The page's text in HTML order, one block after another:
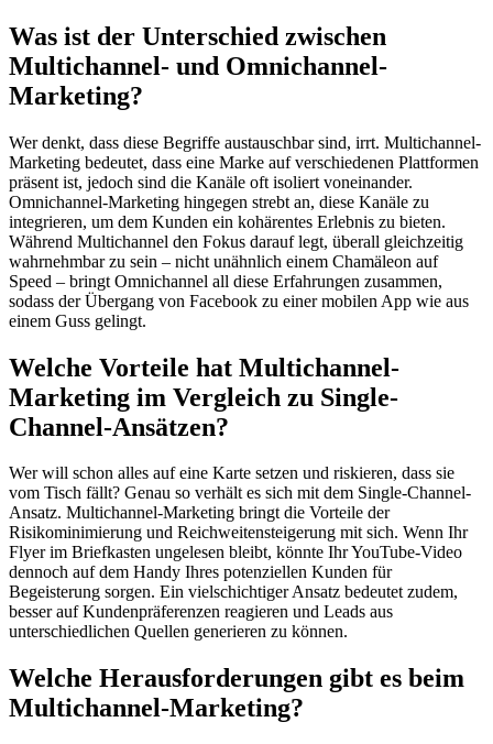
Was ist der Unterschied zwischen
Multichannel- und Omnichannel-
Marketing?
Wer denkt, dass diese Begriffe austauschbar sind, irrt. Multichannel-
Marketing bedeutet, dass eine Marke auf verschiedenen Plattformen
präsent ist, jedoch sind die Kanäle oft isoliert voneinander.
Omnichannel-Marketing hingegen strebt an, diese Kanäle zu
integrieren, um dem Kunden ein kohärentes Erlebnis zu bieten.
Während Multichannel den Fokus darauf legt, überall gleichzeitig
wahrnehmbar zu sein – nicht unähnlich einem Chamäleon auf
Speed – bringt Omnichannel all diese Erfahrungen zusammen,
sodass der Übergang von Facebook zu einer mobilen App wie aus
einem Guss gelingt.
Welche Vorteile hat Multichannel-
Marketing im Vergleich zu Single-
Channel-Ansätzen?
Wer will schon alles auf eine Karte setzen und riskieren, dass sie
vom Tisch fällt? Genau so verhält es sich mit dem Single-Channel-
Ansatz. Multichannel-Marketing bringt die Vorteile der
Risikominimierung und Reichweitensteigerung mit sich. Wenn Ihr
Flyer im Briefkasten ungelesen bleibt, könnte Ihr YouTube-Video
dennoch auf dem Handy Ihres potenziellen Kunden für
Begeisterung sorgen. Ein vielschichtiger Ansatz bedeutet zudem,
besser auf Kundenpräferenzen reagieren und Leads aus
unterschiedlichen Quellen generieren zu können.
Welche Herausforderungen gibt es beim
Multichannel-Marketing?